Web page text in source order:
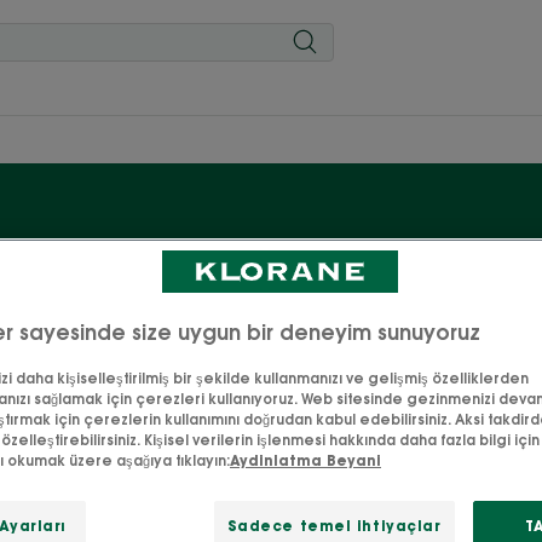
Göz çevresi bakımı
bölgesini nemlendirmek ve korumak için özel olarak
ürünlerimizle ceylan gözlerinizin bakımını yapın.
sayesinde size uygun bir deneyim sunuyoruz
daha kişiselleştirilmiş bir şekilde kullanmanızı ve gelişmiş özelliklerden
sağlamak için çerezleri kullanıyoruz. Web sitesinde gezinmenizi
için çerezlerin kullanımını doğrudan kabul edebilirsiniz. Aksi
özelleştirebilirsiniz. Kişisel verilerin işlenmesi hakkında daha fazla bilgi
okumak üzere aşağıya tıklayın:Aydinlatma Beyani
Sadece temel ihtiyaçlar